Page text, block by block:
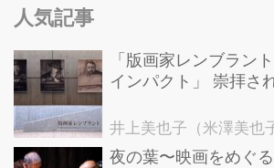
人気記事
「版画家レンブラン
インパクト」 崇拝さ
洋美術館にて9月23日
井上美也子（米澤美也
夜の葉〜映画をめぐ